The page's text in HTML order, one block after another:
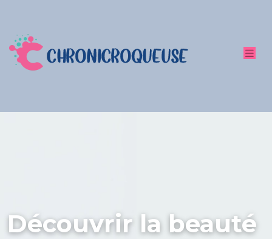
Découvrir la beauté